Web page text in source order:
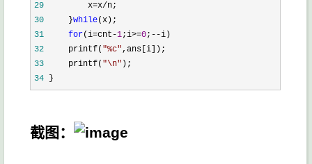
29
         x=x/
30
     }
while
31
for(i=cnt-1;i>=0;--
32
     printf(
"%c"
33
     printf(
"\n"
34 }
截图：